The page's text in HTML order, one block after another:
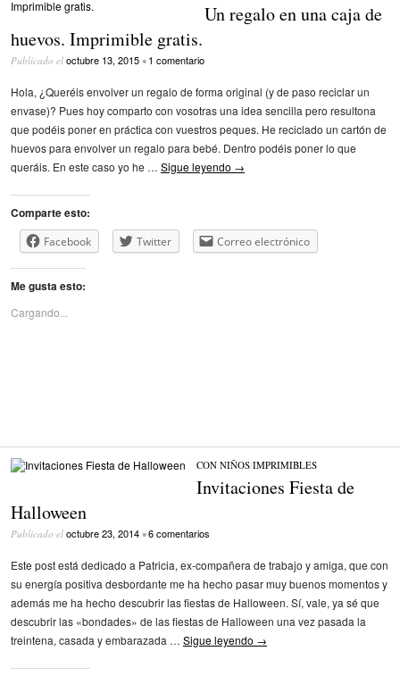
Un regalo en una caja de
huevos. Imprimible gratis.
Publicado el octubre 13, 2015 • 1 comentario
Hola, ¿Queréis envolver un regalo de forma original (y de paso reciclar un
envase)? Pues hoy comparto con vosotras una idea sencilla pero resultona
que podéis poner en práctica con vuestros peques. He reciclado un cartón de
huevos para envolver un regalo para bebé. Dentro podéis poner lo que
queráis. En este caso yo he … Sigue leyendo →
Comparte esto:
Facebook Twitter Correo electrónico
Me gusta esto:
Cargando...
CON NIÑOS/IMPRIMIBLES
Invitaciones Fiesta de
Halloween
Publicado el octubre 23, 2014 •6 comentarios
Este post está dedicado a Patricia, ex-compañera de trabajo y amiga, que con
su energía positiva desbordante me ha hecho pasar muy buenos momentos y
además me ha hecho descubrir las fiestas de Halloween. Sí, vale, ya sé que
descubrir las «bondades» de las fiestas de Halloween una vez pasada la
treintena, casada y embarazada … Sigue leyendo →